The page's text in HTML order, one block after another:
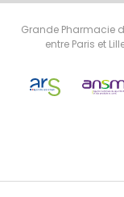
Grande Pharmacie
entre Paris et